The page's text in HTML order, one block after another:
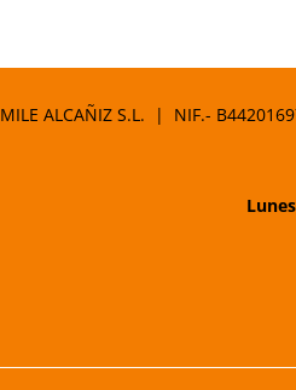
MILE ALCAÑIZ S.L. | NIF.-